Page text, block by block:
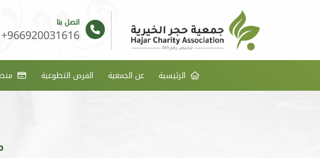
اتصل بنا
+966920031616
الرئيسية عن الجمعية الفرص التطوعية